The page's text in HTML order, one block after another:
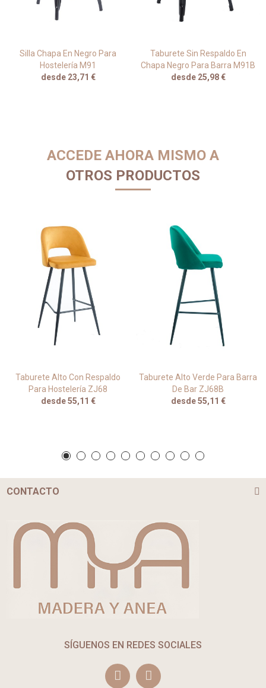
Silla Chapa En Negro Para
Hostelería M91
desde 23,71 €
Taburete Sin Respaldo En
Chapa Negro Para Barra M91B
desde 25,98 €
ACCEDE AHORA MISMO A
OTROS PRODUCTOS
Taburete Alto Con Respaldo
Para Hostelería ZJ68
desde 55,11 €
Taburete Alto Verde Para Barra
De Bar ZJ68B
desde 55,11 €
CONTACTO
SÍGUENOS EN REDES SOCIALES